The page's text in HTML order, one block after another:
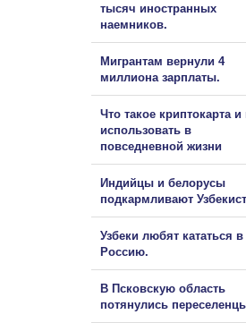
тысяч иностранных
наемников.
Мигрантам вернули 4
миллиона зарплаты.
Что такое криптокарта и
использовать в
повседневной жизни
Индийцы и белорусы
подкармливают
Узбеки любят кататься в
Россию.
В Псковскую область
потянулись